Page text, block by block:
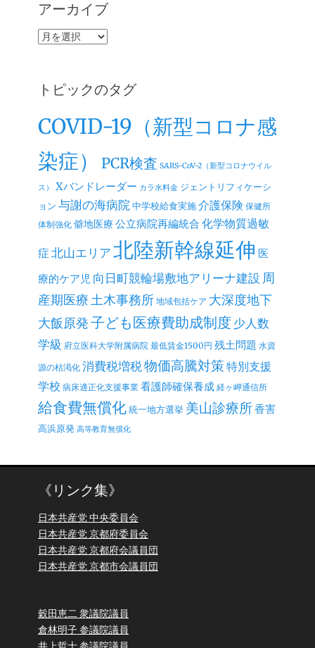
アーカイブ
ア
イ
ブ
トピックのタグ
COVID-19（新型コロナ感
染症）
PCR検査 SARS-CoV-2（新型コロナウイル
ス） Xバンドレーダー カラ水料金 ジェントリフィケーシ
ョン 与謝の海病院中学校給食実施介護保険 保健所
体制強化 僻地医療 公立病院再編統合 化学物質過敏
症 北山エリア北陸新幹線延伸 医
療的ケア児 向日町競輪場敷地アリーナ建設 周
産期医療土木事務所 地域包括ケア 大深度地下
大飯原発子ども医療費助成制度 少人数
学級 府立医科大学附属病院 最低賃金1500円 残土問題 水資
源の枯渇化 消費税増税物価高騰対策特別支援
学校 病床適正化支援事業 看護師確保養成 経ヶ岬通信所
給食費無償化統一地方選挙 美山診療所香害
高浜原発 高等教育無償化
《リンク集》
日本共産党 中央委員会
日本共産党 京都府委員会
日本共産党 京都府会議員団
日本共産党 京都市会議員団
穀田恵二 衆議院議員
倉林明子 参議院議員